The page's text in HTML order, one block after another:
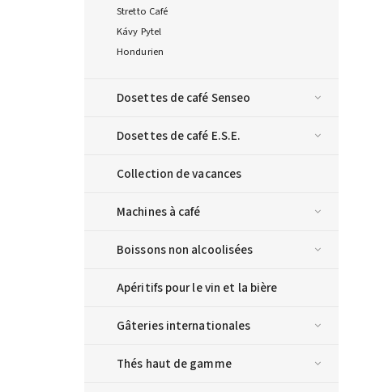
Stretto Café
Kávy Pytel
Hondurien
Dosettes de café Senseo
Dosettes de café E.S.E.
Collection de vacances
Machines à café
Boissons non alcoolisées
Apéritifs pour le vin et la bière
Gâteries internationales
Thés haut de gamme